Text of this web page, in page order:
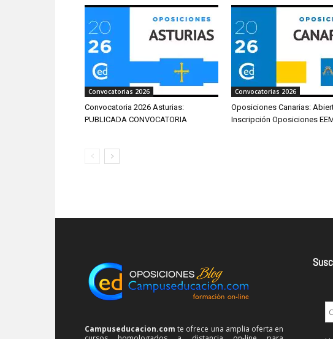
Convocatorias 2026
Convocatoria 2026 Asturias:
PUBLICADA CONVOCATORIA
Convocatorias 2026
Oposiciones Canarias:
Inscripción Oposiciones
Campuseducacion.com te ofrece una amplia oferta en